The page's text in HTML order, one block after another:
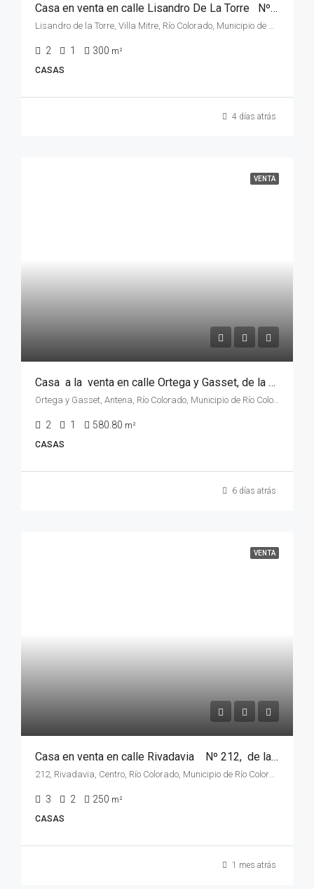
Casa en venta en calle Lisandro De La Torre Nº 655,Villa Mitre , de la ciudad de Rio Colorado, Rio Negro
Lisandro de la Torre, Villa Mitre, Río Colorado, Municipio de Río Colorado, Departamento Pichi Mahuida, Río Negro, 8138, Argentina
2 1 300 m²
CASAS
4 días atrás
VENTA
Casa a la venta en calle Ortega y Gasset, de la ciudad de Rio Colorado, Rio Negro.
Ortega y Gasset, Antena, Río Colorado, Municipio de Río Colorado, Departamento Pichi Mahuida, Río Negro, 8138, Argentina
2 1 580.80 m²
CASAS
6 días atrás
VENTA
Casa en venta en calle Rivadavia Nº 212, de la ciudad de Rio Colorado, provincia de Rio Negro
212, Rivadavia, Centro, Río Colorado, Municipio de Río Colorado, Departamento Pichi Mahuida, Río Negro, 8138, Argentina
3 2 250 m²
CASAS
1 mes atrás